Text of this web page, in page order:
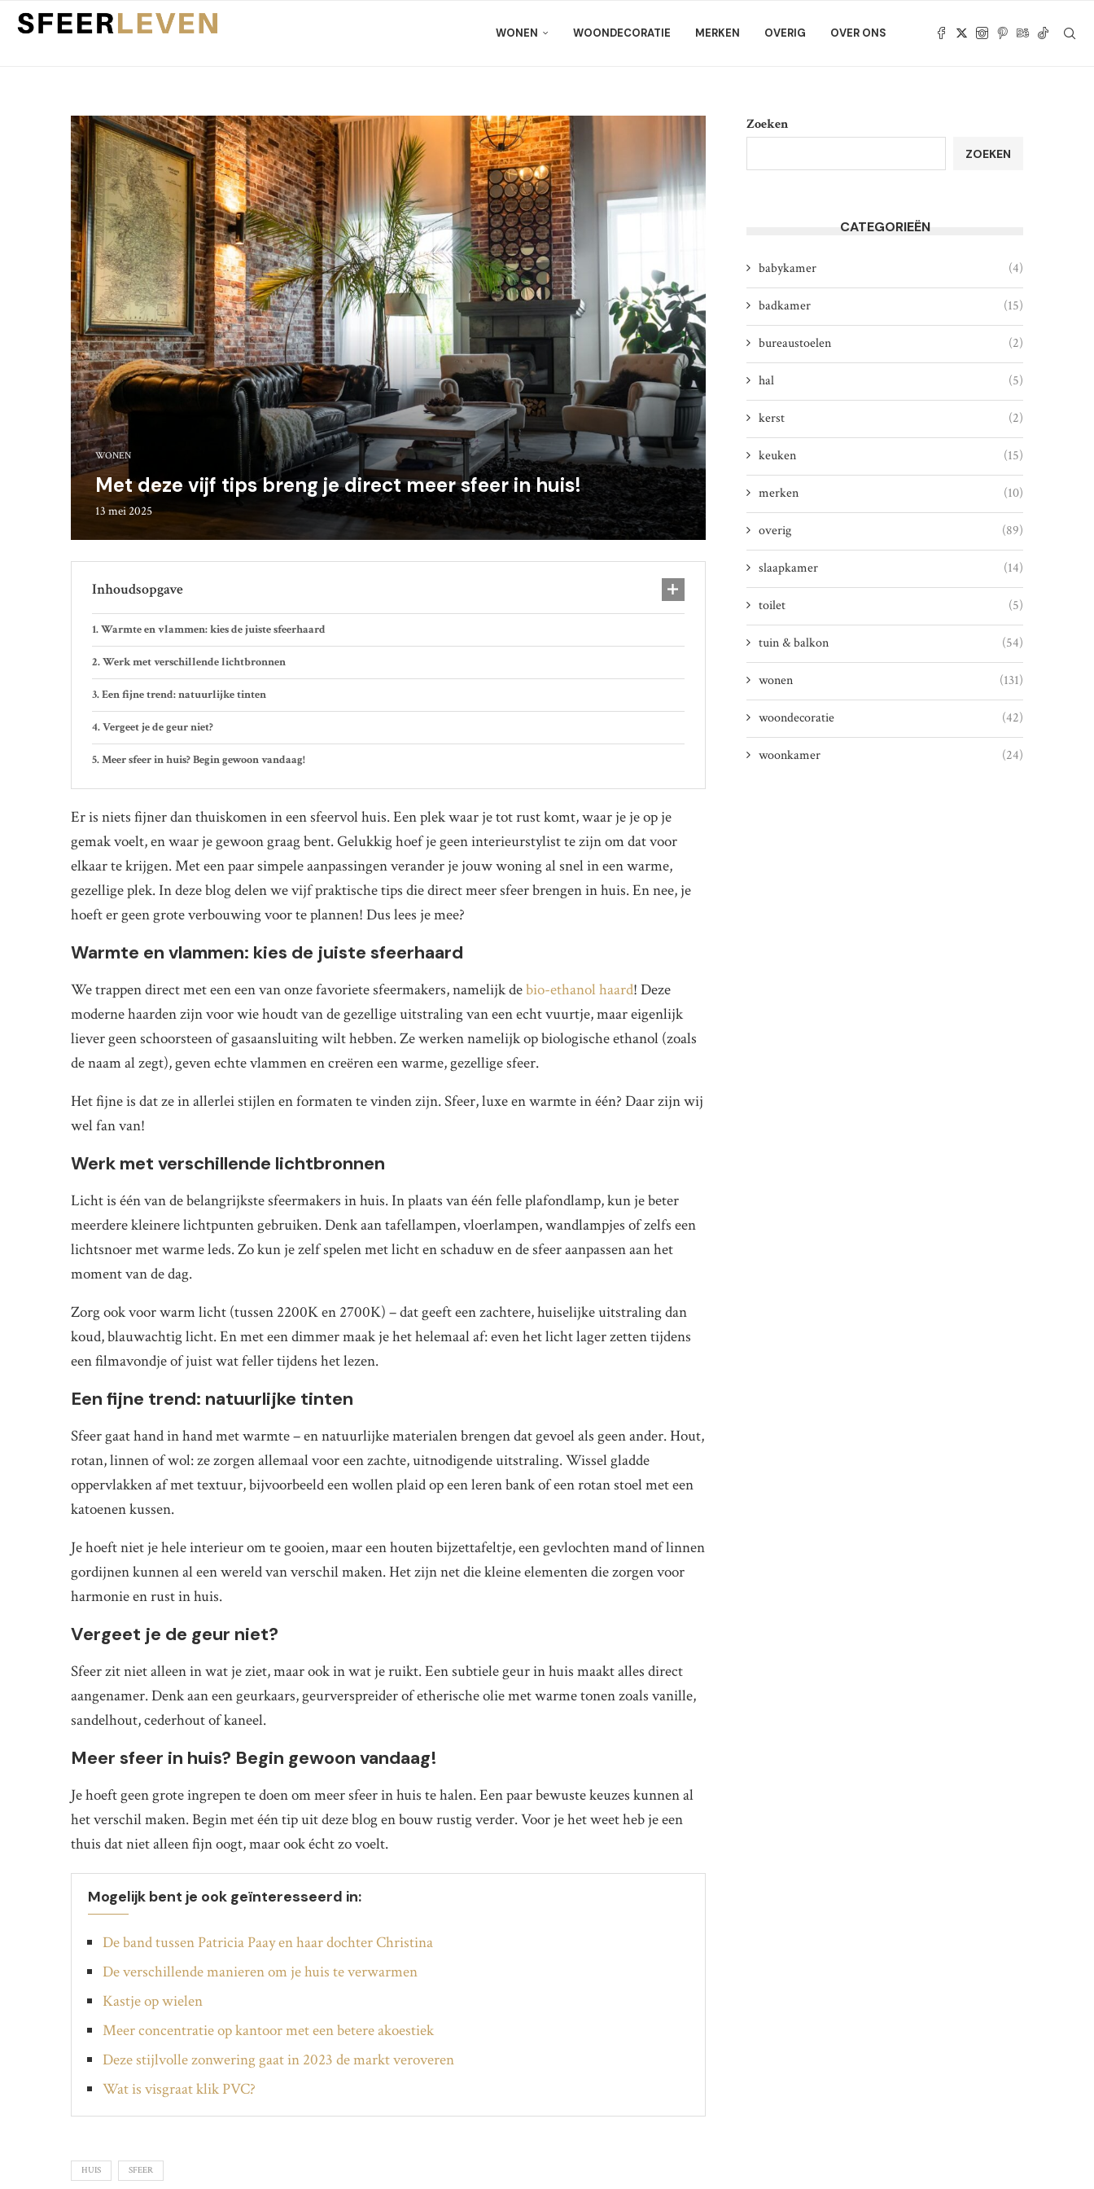
WONEN WOONDECORATIE MERKEN OVERIG OVER ONS
WONEN
Met deze vijf tips breng je direct meer sfeer in huis!
13 mei 2025
Inhoudsopgave
Warmte en vlammen: kies de juiste sfeerhaard
Werk met verschillende lichtbronnen
Een fijne trend: natuurlijke tinten
Vergeet je de geur niet?
Meer sfeer in huis? Begin gewoon vandaag!
Er is niets fijner dan thuiskomen in een sfeervol huis. Een plek waar je tot rust komt, waar je je op je
gemak voelt, en waar je gewoon graag bent. Gelukkig hoef je geen interieurstylist te zijn om dat voor
elkaar te krijgen. Met een paar simpele aanpassingen verander je jouw woning al snel in een warme,
gezellige plek. In deze blog delen we vijf praktische tips die direct meer sfeer brengen in huis. En nee, je
hoeft er geen grote verbouwing voor te plannen! Dus lees je mee?
Warmte en vlammen: kies de juiste sfeerhaard
We trappen direct met een een van onze favoriete sfeermakers, namelijk debio-ethanol haard! Deze
moderne haarden zijn voor wie houdt van de gezellige uitstraling van een echt vuurtje, maar eigenlijk
liever geen schoorsteen of gasaansluiting wilt hebben. Ze werken namelijk op biologische ethanol (zoals
de naam al zegt), geven echte vlammen en creëren een warme, gezellige sfeer.
Het fijne is dat ze in allerlei stijlen en formaten te vinden zijn. Sfeer, luxe en warmte in één? Daar zijn wij
wel fan van!
Werk met verschillende lichtbronnen
Licht is één van de belangrijkste sfeermakers in huis. In plaats van één felle plafondlamp, kun je beter
meerdere kleinere lichtpunten gebruiken. Denk aan tafellampen, vloerlampen, wandlampjes of zelfs een
lichtsnoer met warme leds. Zo kun je zelf spelen met licht en schaduw en de sfeer aanpassen aan het
moment van de dag.
Zorg ook voor warm licht (tussen 2200K en 2700K) – dat geeft een zachtere, huiselijke uitstraling dan
koud, blauwachtig licht. En met een dimmer maak je het helemaal af: even het licht lager zetten tijdens
een filmavondje of juist wat feller tijdens het lezen.
Een fijne trend: natuurlijke tinten
Sfeer gaat hand in hand met warmte – en natuurlijke materialen brengen dat gevoel als geen ander. Hout,
rotan, linnen of wol: ze zorgen allemaal voor een zachte, uitnodigende uitstraling. Wissel gladde
oppervlakken af met textuur, bijvoorbeeld een wollen plaid op een leren bank of een rotan stoel met een
katoenen kussen.
Je hoeft niet je hele interieur om te gooien, maar een houten bijzettafeltje, een gevlochten mand of linnen
gordijnen kunnen al een wereld van verschil maken. Het zijn net die kleine elementen die zorgen voor
harmonie en rust in huis.
Vergeet je de geur niet?
Sfeer zit niet alleen in wat je ziet, maar ook in wat je ruikt. Een subtiele geur in huis maakt alles direct
aangenamer. Denk aan een geurkaars, geurverspreider of etherische olie met warme tonen zoals vanille,
sandelhout, cederhout of kaneel.
Meer sfeer in huis? Begin gewoon vandaag!
Je hoeft geen grote ingrepen te doen om meer sfeer in huis te halen. Een paar bewuste keuzes kunnen al
het verschil maken. Begin met één tip uit deze blog en bouw rustig verder. Voor je het weet heb je een
thuis dat niet alleen fijn oogt, maar ook écht zo voelt.
Mogelijk bent je ook geïnteresseerd in:
De band tussen Patricia Paay en haar dochter Christina
De verschillende manieren om je huis te verwarmen
Kastje op wielen
Meer concentratie op kantoor met een betere akoestiek
Deze stijlvolle zonwering gaat in 2023 de markt veroveren
Wat is visgraat klik PVC?
HUIS SFEER
Zoeken
ZOEKEN
CATEGORIEËN
babykamer (4)
badkamer (15)
bureaustoelen (2)
hal (5)
kerst (2)
keuken (15)
merken (10)
overig (89)
slaapkamer (14)
toilet (5)
tuin & balkon (54)
wonen (131)
woondecoratie (42)
woonkamer (24)